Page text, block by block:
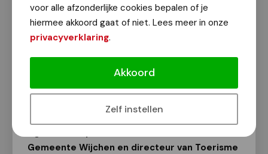
voor alle afzonderlijke cookies bepalen of je
hiermee akkoord gaat of niet. Lees meer in onze
privacyverklaring.
Akkoord
Zelf instellen
Wandelliefhebbers kunnen vanaf vandaag
genieten van een gloednieuw wandelnetwerk
in de regio Arnhem Nijmegen. Tijdens een
bijeenkomst op Kasteel Wijchen is het
netwerk officieel geopend door
gedeputeerde Peter Drenth, Bestuurlijk
opdrachtgever Ontspannen regio van de
Gemeente Wijchen en directeur van Toerisme